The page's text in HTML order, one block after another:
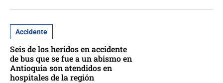
Accidente
Seis de los heridos en accidente
de bus que se fue a un abismo en
Antioquia son atendidos en
hospitales de la región